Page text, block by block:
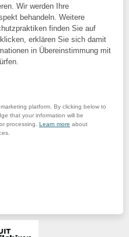
Wir werden Ihre
behandeln. Weitere
finden Sie auf
erklären Sie sich damit
in Übereinstimmung mit
platform. By clicking below to
that your information will be
processing. Learn more about